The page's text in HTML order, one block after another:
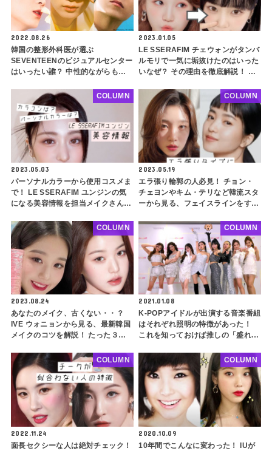
2022.08.26
韓国の整形外科医が選ぶ
SEVENTEENのビジュアルセンター
はいったい誰？ 中性的ながらも男
すぎるその人物を徹底分析
2023.01.05
LE SSERAFIM チェウォンがタンバ
ルモリで一気に垢抜けたのはいった
いなぜ？ その理由を徹底解説！ 丸
イメチェン大成功の秘密を紐解く
2023.05.03
パーソナルカラーから使用コスメま
で！ LE SSERAFIM ユンジンの気
になる美容情報を担当メイクさんが
さんが担当中！ 顔の特徴や一目ぼ
れコスメまでたっぷり紹介
COLUMN
2023.05.19
エラ張り輪郭の人必見！ チョン・
チェヨンやキム・テリなど韓流スタ
ーから見る、フェイスラインをすっ
アップスタイル、レイヤードカッ
ト、チョッピーバング・・ ポイン
トを押さえてさらに小顔に
COLUMN
2023.08.24
あなたのメイク、古くない・・？
IVE ウォニョンから見る、最新韓国
メイクのコツを解説！ たった３つ
クを楽しもう
COLUMN
2021.01.08
K-POPアイドルが出演する音楽番組
はそれぞれ照明の特徴があった！
これを知っておけば推しの「盛れる
COLUMN
2022.11.24
面長セクシーな人は絶対チェック！
COLUMN
2020.10.09
10年間でこんなに変わった！ IUが
COLUMN